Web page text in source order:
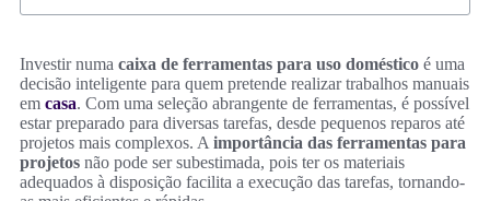
Investir numa caixa de ferramentas para uso doméstico é uma
decisão inteligente para quem pretende realizar trabalhos manuais
em casa. Com uma seleção abrangente de ferramentas, é possível
estar preparado para diversas tarefas, desde pequenos reparos até
projetos mais complexos. A importância das ferramentas para
projetos não pode ser subestimada, pois ter os materiais
adequados à disposição facilita a execução das tarefas, tornando-